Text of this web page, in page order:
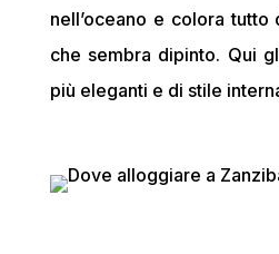
nell’oceano e colora
che sembra dipinto. Qui
più eleganti e di stile